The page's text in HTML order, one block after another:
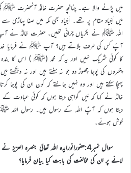
میں پڑنے والا ہے۔ چنانچہ حضرت خالدؓ
میں اَجْیاد مقام پر تھے۔ اَجْیاد بھی مکہ میں صفا
اللہ ﷺ نے بکریاں چرائی تھیں۔ حضرت خالدؓ
آپؐ کس کی طرف بلاتے ہیں؟ آپ ﷺ نے فرمایا خدا
کا کوئی شریک نہیں اور یہ کہ محمد (ﷺ ) اس کا
پتھروں کی پوجا چھوڑ دو جو نہ سنتے ہیں اور نہ دیکھتے
پہنچا سکتے ہیں اور وہ نہیں جانتے کہ کون ان کی
خالدؓ نے کہا کہ مَیں گواہی دیتا ہوں کہ کوئی عبادت
دیتا ہوں کہ آپؐ اللہ کے رسول ہیں۔ رسول
خوش ہوئے۔
سوال نمبر4:حضورانورایدہ اللہ تعالیٰ
لانے پر ان کی مخالفت کی بابت کیا بیان فرمایا؟